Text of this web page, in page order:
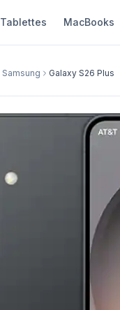
Tablettes MacBooks
Samsung Galaxy S26 Plus